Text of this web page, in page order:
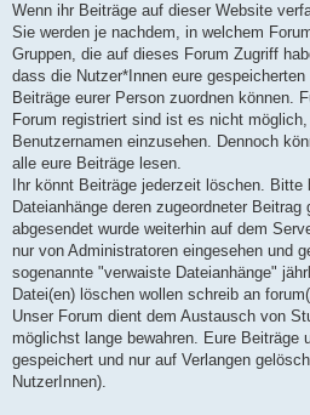
Wenn ihr Beiträge auf dieser Website
Sie werden je nachdem, in welchem
Gruppen, die auf dieses Forum Zugriff
dass die Nutzer*Innen eure
Beiträge eurer Person zuordnen können.
Forum registriert sind ist es nicht
Benutzernamen einzusehen. Dennoch
alle eure Beiträge lesen.
Ihr könnt Beiträge jederzeit löschen. Bitte
Dateianhänge deren zugeordneter
abgesendet wurde weiterhin auf dem
nur von Administratoren eingesehen und
sogenannte "verwaiste Dateianhänge"
Datei(en) löschen wollen schreib an
Unser Forum dient dem Austausch von
möglichst lange bewahren. Eure Beiträge
gespeichert und nur auf Verlangen
NutzerInnen).